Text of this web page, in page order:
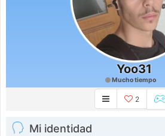
Yoo31
Mucho tiempo
2
Mi identidad